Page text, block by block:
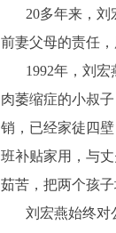
20多年来，
前妻父母的责任
1992年，刘
肉萎缩症的小叔
销，已经家徒四
班补贴家用，与
茹苦，把两个孩子
刘宏燕始终对